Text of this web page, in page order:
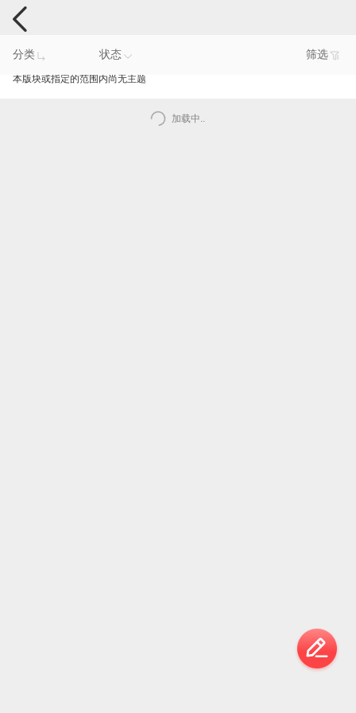
电脑反馈
分类 状态 筛选
本版块或指定的范围内尚无主题
加载中..